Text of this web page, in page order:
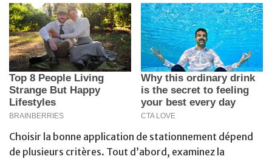
Choisir la bonne application de stationnement dépend
de plusieurs critères. Tout d’abord, examinez la